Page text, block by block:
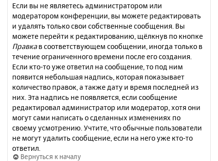
Если вы не являетесь администратором или
модератором конференции, вы можете редактировать
и удалять только свои собственные сообщения. Вы
можете перейти к редактированию, щёлкнув по кнопке
Правкав соответствующем сообщении, иногда только в
течение ограниченного времени после его создания.
Если кто-то уже ответил на сообщение, то под ним
появится небольшая надпись, которая показывает
количество правок, а также дату и время последней из
них. Эта надпись не появляется, если сообщение
редактировал администратор или модератор, хотя они
могут сами написать о сделанных изменениях по
своему усмотрению. Учтите, что обычные пользователи
не могут удалить сообщение, если на него уже кто-то
ответил.
Вернуться к началу